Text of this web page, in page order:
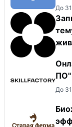
До
ПО"
До